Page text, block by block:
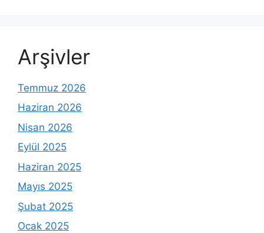
Arşivler
Temmuz 2026
Haziran 2026
Nisan 2026
Eylül 2025
Haziran 2025
Mayıs 2025
Şubat 2025
Ocak 2025